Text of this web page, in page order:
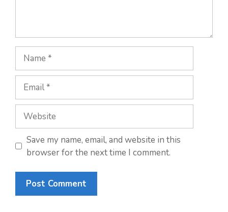
Name
Email
Website
Save my name, email, and website in this
browser for the next time I comment.